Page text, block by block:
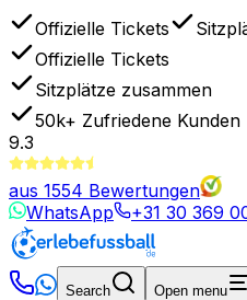
Offizielle Tickets
Offizielle Tickets
Sitzplätze zusammen
50k+ Zufriedene Kunden
9.3
aus 1554 Bewertungen
WhatsApp
+31 30 369
Search Open menu